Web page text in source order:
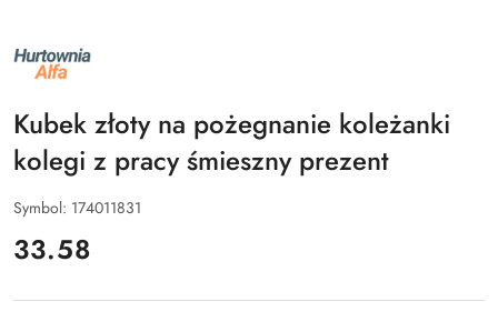
NAZWA
PRODUCENTA:
ALFA
Kubek złoty na pożegnanie koleżanki
kolegi z pracy śmieszny prezent
Symbol: 174011831
cena:
33.58